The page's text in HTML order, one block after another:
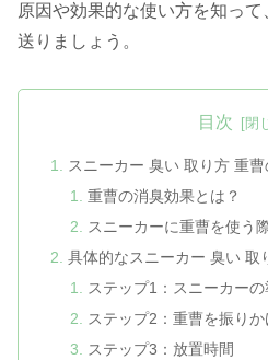
原因や効果的な使い方を知っ
送りましょう。
目次
スニーカー 臭い 取り方 重
重曹の消臭効果とは？
スニーカーに重曹を使う
具体的なスニーカー 臭い 取
ステップ1：スニーカーの
ステップ2：重曹を振りか
ステップ3：放置時間